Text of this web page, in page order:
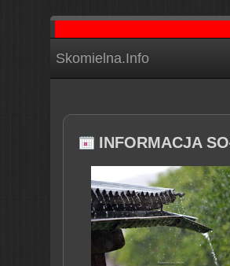
Skomielna.Info
INFORMACJA